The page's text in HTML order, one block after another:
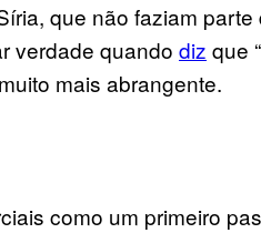
que não faziam
verdade quando diz que
mais abrangente.
como um primeiro